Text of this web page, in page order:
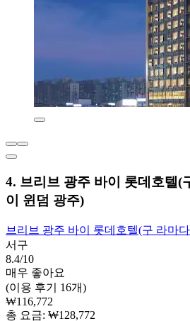
4. 브리브 광주 바이 롯데호텔(
이 윈덤 광주)
브리브 광주 바이 롯데호텔(구 라마
서구
8.4/10
매우 좋아요
(이용 후기 16개)
₩116,772
총 요금: ₩128,772